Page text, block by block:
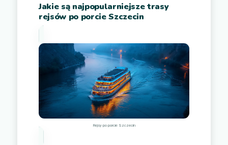
Jakie są najpopularniejsze trasy
rejsów po porcie Szczecin
Rejsy po porcie Szczecin